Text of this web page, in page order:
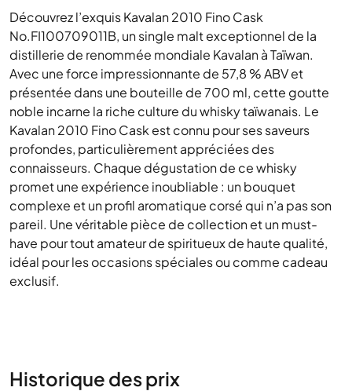
Découvrez l’exquis Kavalan 2010 Fino Cask
No.FI100709011B, un single malt exceptionnel de la
distillerie de renommée mondiale Kavalan à Taïwan.
Avec une force impressionnante de 57,8 % ABV et
présentée dans une bouteille de 700 ml, cette goutte
noble incarne la riche culture du whisky taïwanais. Le
Kavalan 2010 Fino Cask est connu pour ses saveurs
profondes, particulièrement appréciées des
connaisseurs. Chaque dégustation de ce whisky
promet une expérience inoubliable : un bouquet
complexe et un profil aromatique corsé qui n’a pas son
pareil. Une véritable pièce de collection et un must-
have pour tout amateur de spiritueux de haute qualité,
idéal pour les occasions spéciales ou comme cadeau
exclusif.
Historique des prix